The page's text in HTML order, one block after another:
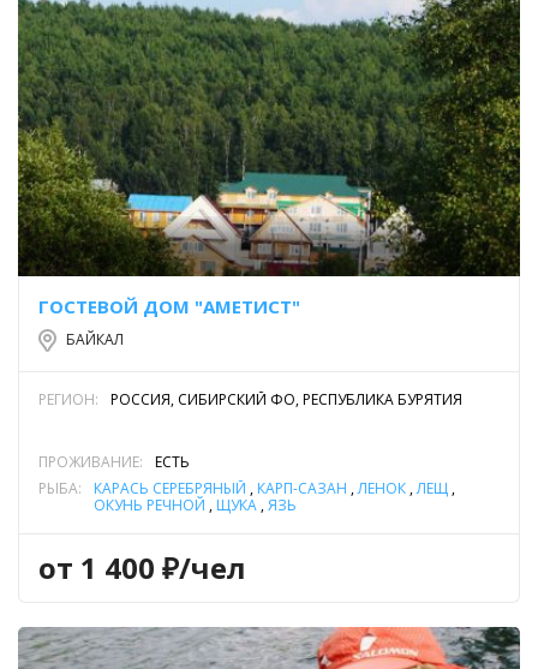
ГОСТЕВОЙ ДОМ "АМЕТИСТ"
БАЙКАЛ
РЕГИОН: РОССИЯ, СИБИРСКИЙ ФО, РЕСПУБЛИКА БУРЯТИЯ
ПРОЖИВАНИЕ:
ЕСТЬ
РЫБА:
КАРАСЬ СЕРЕБРЯНЫЙ , КАРП-САЗАН ,ЛЕНОК ,ЛЕЩ ,
ОКУНЬ РЕЧНОЙ , ЩУКА ,ЯЗЬ
от 1 400 ₽/чел